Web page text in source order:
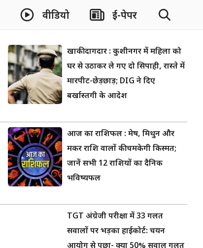
वीडियो ई-पेपर
खाकी दागदार : कुशीनगर में महिला को
घर से उठाकर ले गए दो सिपाही, रास्ते में
मारपीट-छेड़छाड़; DIG ने दिए
बर्खास्तगी के आदेश
आज का राशिफल : मेष, मिथुन और
मकर राशि वालों की चमकेगी किस्मत;
जानें सभी 12 राशियों का दैनिक
भविष्यफल
TGT अंग्रेजी परीक्षा में 33 गलत
सवालों पर भड़का हाईकोर्ट: चयन